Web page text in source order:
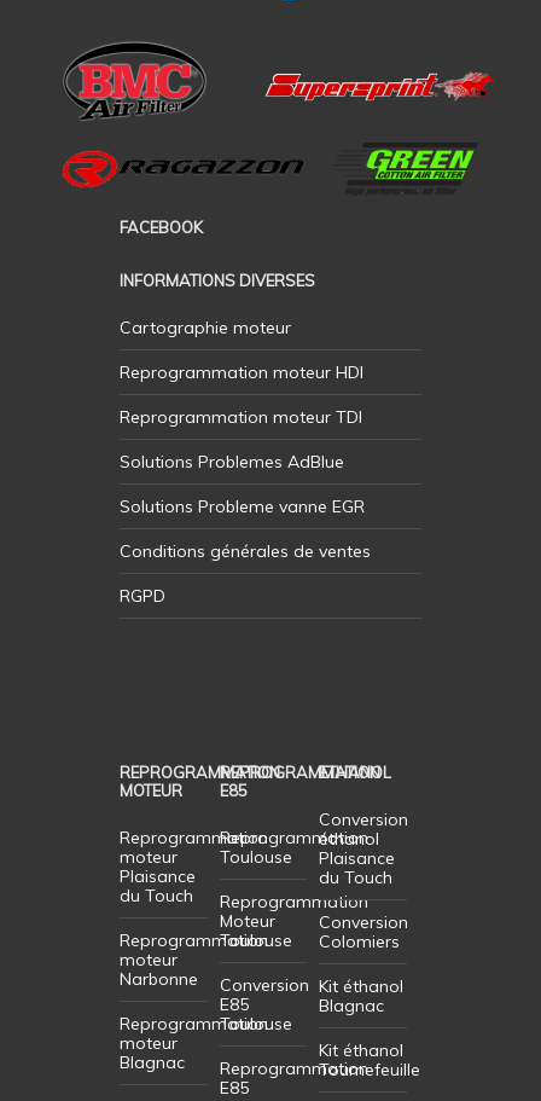
FACEBOOK
INFORMATIONS DIVERSES
Cartographie moteur
Reprogrammation moteur HDI
Reprogrammation moteur TDI
Solutions Problemes AdBlue
Solutions Probleme vanne EGR
Conditions générales de ventes
RGPD
REPROGRAMMATION
MOTEUR
Reprogrammation
moteur
Plaisance
du Touch
Reprogrammation
moteur
Narbonne
Reprogrammation
moteur
Blagnac
REPROGRAMMATION
E85
Reprogrammation
Toulouse
Reprogrammation
Moteur
Toulouse
Conversion
E85
Toulouse
Reprogrammation
E85
ETHANOL
Conversion
éthanol
Plaisance
du Touch
Conversion
Colomiers
Kit éthanol
Blagnac
Kit éthanol
Tournefeuille